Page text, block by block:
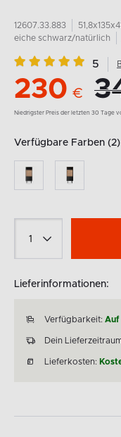
12607.33.883
eiche schwarz/natürlich
5
230 €
Niedrigster Preis der letzten 30 Tage
Verfügbare Farben
Lieferinformationen:
Verfügbarkeit: Auf
Dein
Lieferkosten: